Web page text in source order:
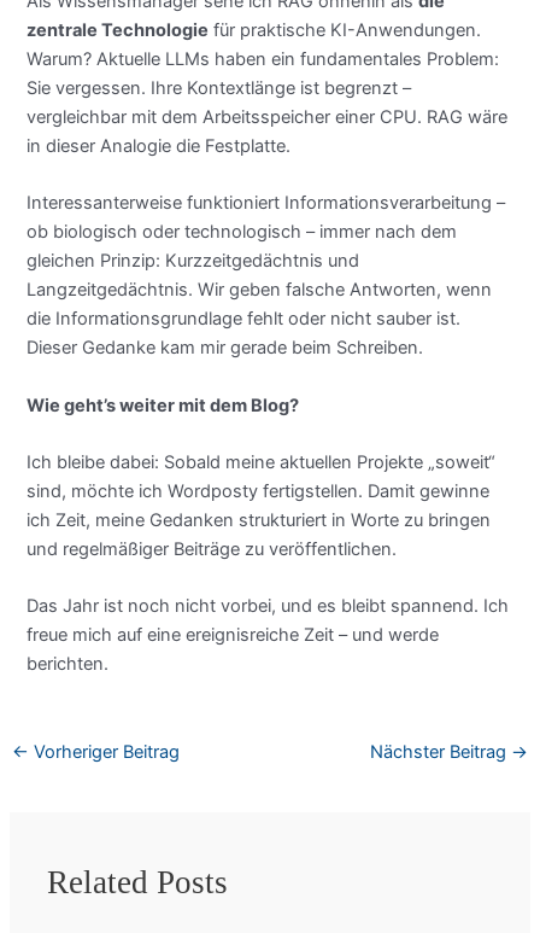
zentrale Technologie für praktische KI-Anwendungen.
Warum? Aktuelle LLMs haben ein fundamentales Problem:
Sie vergessen. Ihre Kontextlänge ist begrenzt –
vergleichbar mit dem Arbeitsspeicher einer CPU. RAG wäre
in dieser Analogie die Festplatte.
Interessanterweise funktioniert Informationsverarbeitung –
ob biologisch oder technologisch – immer nach dem
gleichen Prinzip: Kurzzeitgedächtnis und
Langzeitgedächtnis. Wir geben falsche Antworten, wenn
die Informationsgrundlage fehlt oder nicht sauber ist.
Dieser Gedanke kam mir gerade beim Schreiben.
Wie geht’s weiter mit dem Blog?
Ich bleibe dabei: Sobald meine aktuellen Projekte „soweit“
sind, möchte ich Wordposty fertigstellen. Damit gewinne
ich Zeit, meine Gedanken strukturiert in Worte zu bringen
und regelmäßiger Beiträge zu veröffentlichen.
Das Jahr ist noch nicht vorbei, und es bleibt spannend. Ich
freue mich auf eine ereignisreiche Zeit – und werde
berichten.
← Vorheriger Beitrag Nächster Beitrag →
Related Posts